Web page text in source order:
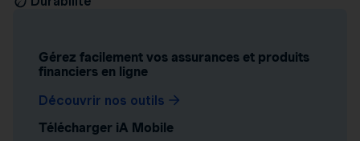
Gérez facilement vos assurances et produits
financiers en ligne
Découvrir nos outils
Télécharger iA Mobile